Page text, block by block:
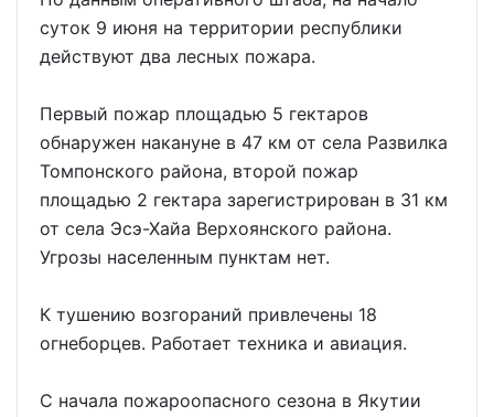
суток 9 июня на территории республики
действуют два лесных пожара.
Первый пожар площадью 5 гектаров
обнаружен накануне в 47 км от села Развилка
Томпонского района, второй пожар
площадью 2 гектара зарегистрирован в 31 км
от села Эсэ-Хайа Верхоянского района.
Угрозы населенным пунктам нет.
К тушению возгораний привлечены 18
огнеборцев. Работает техника и авиация.
С начала пожароопасного сезона в Якутии